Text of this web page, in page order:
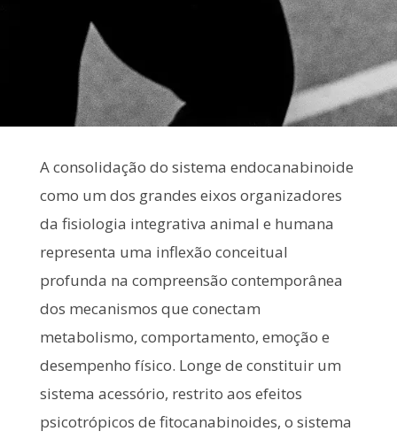
A consolidação do sistema endocanabinoide
como um dos grandes eixos organizadores
da fisiologia integrativa animal e humana
representa uma inflexão conceitual
profunda na compreensão contemporânea
dos mecanismos que conectam
metabolismo, comportamento, emoção e
desempenho físico. Longe de constituir um
sistema acessório, restrito aos efeitos
psicotrópicos de fitocanabinoides, o sistema